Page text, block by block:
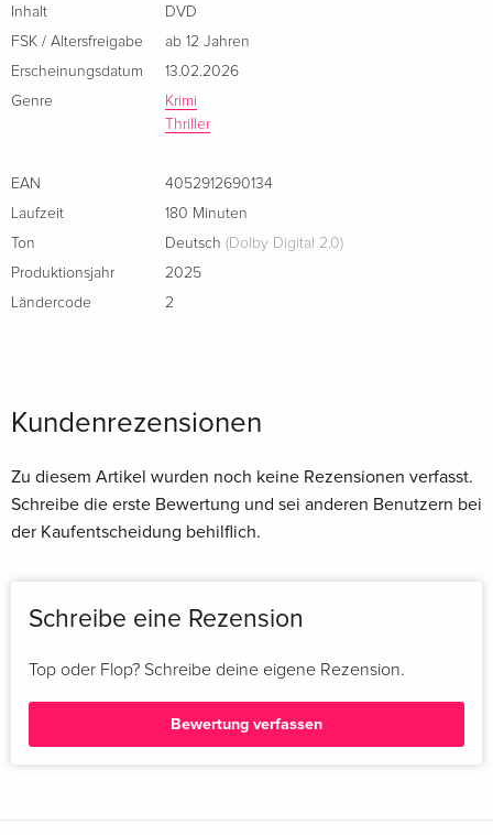
Inhalt
DVD
FSK / Altersfreigabe
ab 12 Jahren
Erscheinungsdatum
13.02.2026
Genre
Krimi
Thriller
EAN
4052912690134
Laufzeit
180 Minuten
Ton
Deutsch (Dolby Digital 2.0)
Produktionsjahr
2025
Ländercode
2
Kundenrezensionen
Zu diesem Artikel wurden noch keine Rezensionen verfasst.
Schreibe die erste Bewertung und sei anderen Benutzern bei
der Kaufentscheidung behilflich.
Schreibe eine Rezension
Top oder Flop? Schreibe deine eigene Rezension.
Bewertung verfassen